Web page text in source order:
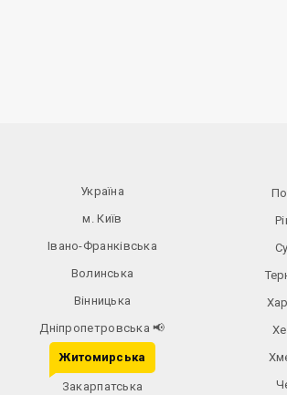
Україна
м. Київ
Івано-Франківська
Волинська
Вінницька
Дніпропетровська📢
Житомирська
Закарпатська